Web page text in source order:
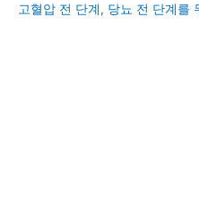
고혈압 전 단계, 당뇨 전 단계를